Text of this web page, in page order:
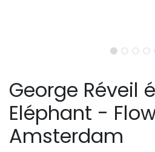
George Réveil
Eléphant -
Amsterdam